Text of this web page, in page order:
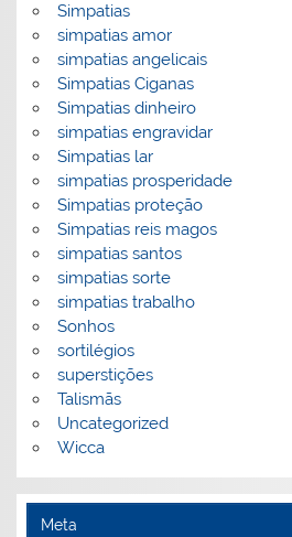
Simpatias
simpatias amor
simpatias angelicais
Simpatias Ciganas
Simpatias dinheiro
simpatias engravidar
Simpatias lar
simpatias prosperidade
Simpatias proteção
Simpatias reis magos
simpatias santos
simpatias sorte
simpatias trabalho
Sonhos
sortilégios
superstições
Talismãs
Uncategorized
Wicca
Meta